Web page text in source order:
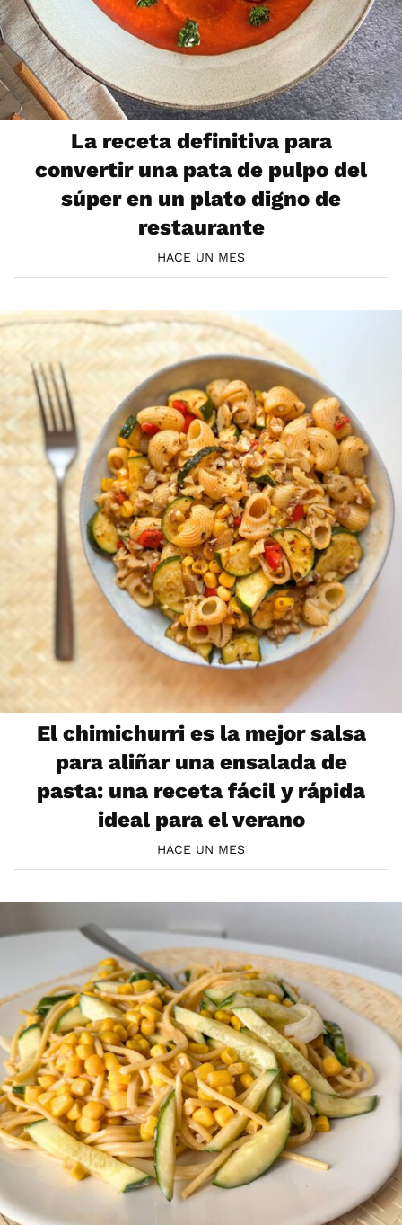
La receta definitiva para
convertir una pata de pulpo del
súper en un plato digno de
restaurante
HACE UN MES
El chimichurri es la mejor salsa
para aliñar una ensalada de
pasta: una receta fácil y rápida
ideal para el verano
HACE UN MES